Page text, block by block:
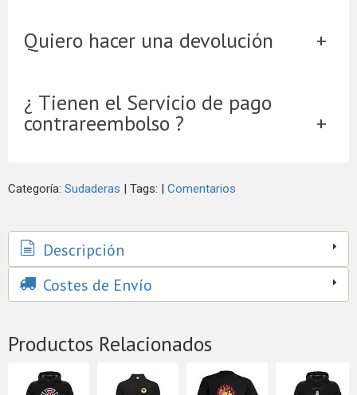
Quiero hacer una devolución
¿ Tienen el Servicio de pago
contrareembolso ?
Categoría: Sudaderas Tags: Comentarios
Descripción
Costes de Envío
Productos Relacionados